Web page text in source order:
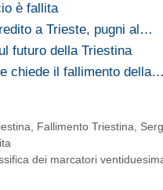
è fallita
a Trieste, pugni al…
futuro della Triestina
chiede il fallimento della…
Fallimento Triestina
dei marcatori